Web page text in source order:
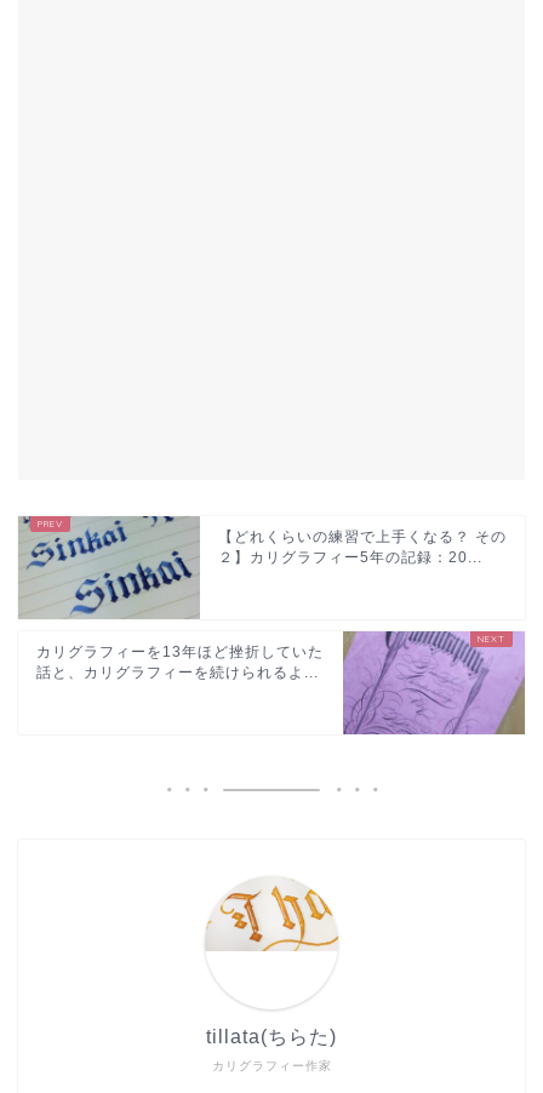
【どれくらいの練習で上手くなる？ その
２】カリグラフィー5年の記録：20...
カリグラフィーを13年ほど挫折していた
話と、カリグラフィーを続けられるよ...
カリグラフィー作家
tillata(ちらた)